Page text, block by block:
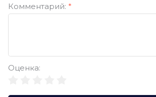
Комментарий: *
Оценка: